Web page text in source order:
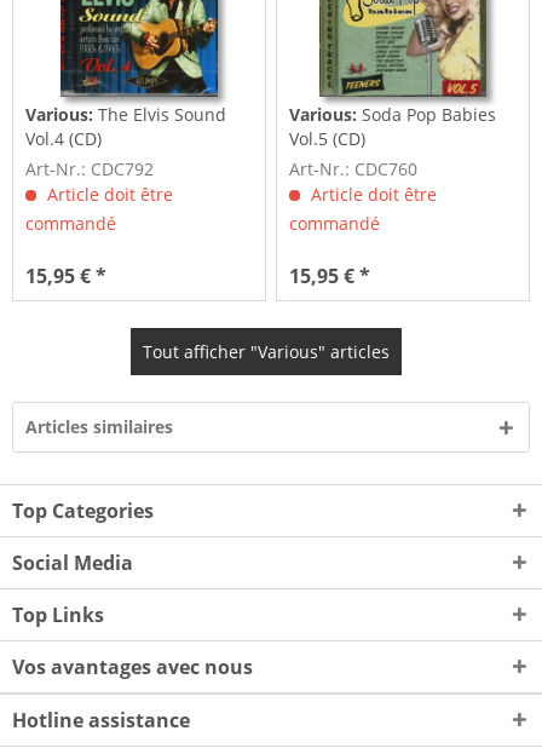
Various:The Elvis Sound
Vol.4 (CD)
Art-Nr.: CDC792
Article doit être
commandé
15,95 € *
Various:Soda Pop Babies
Vol.5 (CD)
Art-Nr.: CDC760
Article doit être
commandé
15,95 € *
Tout afficher "Various" articles
Articles similaires
Top Categories
Social Media
Top Links
Vos avantages avec nous
Hotline assistance